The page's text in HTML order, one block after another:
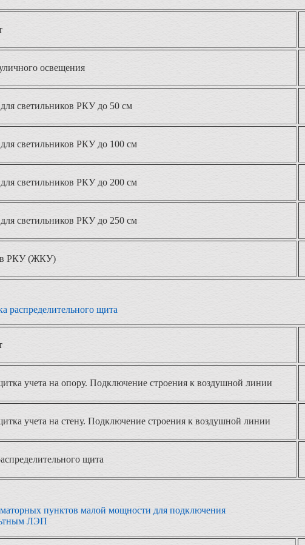
освещения
светильников РКУ до 50 см
светильников РКУ до 100 см
светильников РКУ до 200 см
светильников РКУ до 250 см
РКУ (ЖКУ)
распределительного щита
учета на опору. Подключение строения к воздушной линии
учета на стену. Подключение строения к воздушной линии
щита
пунктов малой мощности для подключения
ЛЭП